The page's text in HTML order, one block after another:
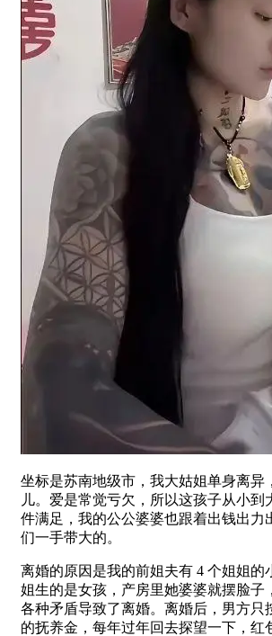
坐标是苏南地级市，我大姑姐单身离异
儿。爱是常觉亏欠，所以这孩子从小到
件满足，我的公公婆婆也跟着出钱出力
们一手带大的。
离婚的原因是我的前姐夫有 4 个姐姐的
姐生的是女孩，产房里她婆婆就摆脸子
各种矛盾导致了离婚。离婚后，男方只
的抚养金，每年过年回去探望一下，红